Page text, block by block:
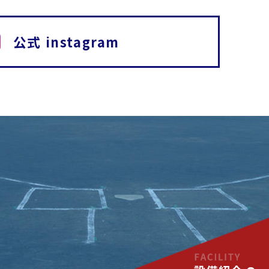
公式 instagram